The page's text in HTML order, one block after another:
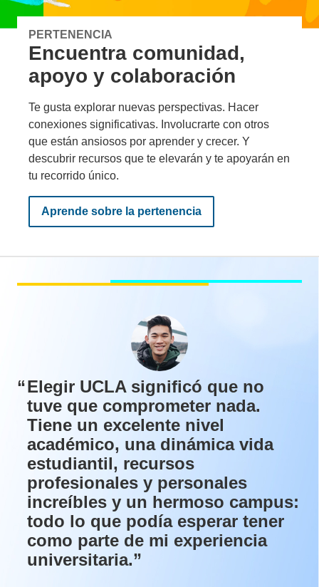
PERTENENCIA
Encuentra comunidad,
apoyo y colaboración
Te gusta explorar nuevas perspectivas. Hacer
conexiones significativas. Involucrarte con otros
que están ansiosos por aprender y crecer. Y
descubrir recursos que te elevarán y te apoyarán en
tu recorrido único.
Aprende sobre la pertenencia
Elegir UCLA significó que no
tuve que comprometer nada.
Tiene un excelente nivel
académico, una dinámica vida
estudiantil, recursos
profesionales y personales
increíbles y un hermoso campus:
todo lo que podía esperar tener
como parte de mi experiencia
universitaria.